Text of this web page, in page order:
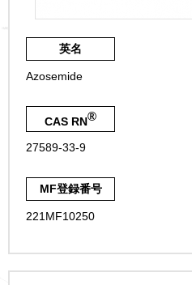
英名
Azosemide
CAS RN®
27589-33-9
MF登録番号
221MF10250